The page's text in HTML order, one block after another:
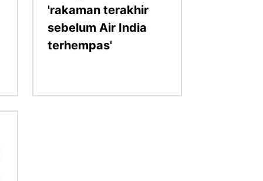
'rakaman terakhir
sebelum Air India
terhempas'